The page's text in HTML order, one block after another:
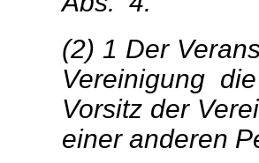
(2) 1 Der
Vereinigung
Vorsitz der
einer anderen